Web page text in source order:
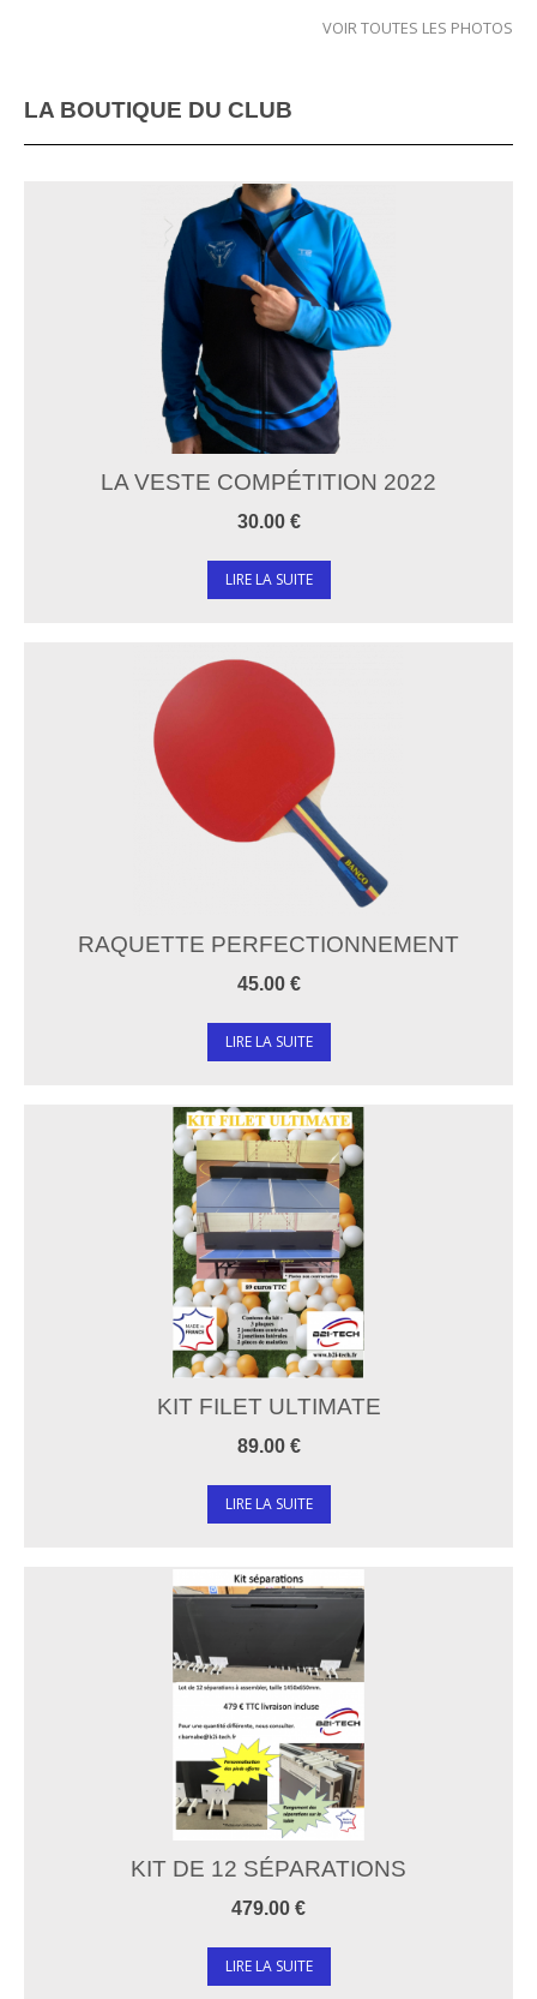
VOIR TOUTES LES PHOTOS
LA BOUTIQUE DU CLUB
LA VESTE COMPÉTITION 2022
30.00 €
LIRE LA SUITE
RAQUETTE PERFECTIONNEMENT
45.00 €
LIRE LA SUITE
KIT FILET ULTIMATE
89.00 €
LIRE LA SUITE
KIT DE 12 SÉPARATIONS
479.00 €
LIRE LA SUITE